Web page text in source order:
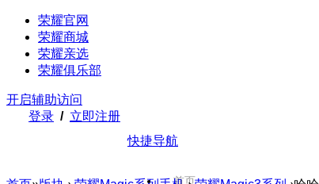
荣耀官网
荣耀商城
荣耀亲选
荣耀俱乐部
开启辅助访问
登录 / 立即注册
快捷导航
首页